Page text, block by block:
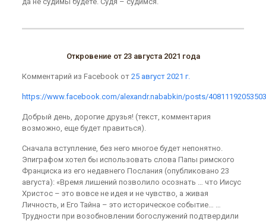
Откровение от 23 августа 2021 года
Комментарий из Facebook от 25 август 2021 г.
https://www.facebook.com/alexandr.nababkin/posts/
Добрый день, дорогие друзья! (текст, комментария
возможно, еще будет правиться).
Сначала вступление, без него многое будет непонятно.
Эпиграфом хотел бы использовать слова Папы римского
Франциска из его недавнего Послания (опубликовано 23
августа): «Время лишений позволило осознать … что Иисус
Христос – это вовсе не идея и не чувство, а живая
Личность, и Его Тайна – это историческое событие… …
Трудности при возобновлении богослужений подтвердили